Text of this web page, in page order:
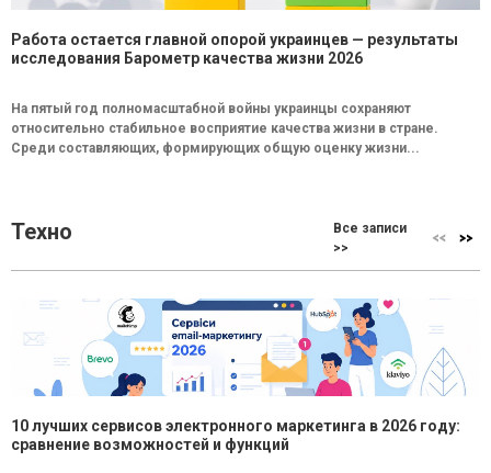
Работа остается главной опорой украинцев — результаты
исследования Барометр качества жизни 2026
На пятый год полномасштабной войны украинцы сохраняют
относительно стабильное восприятие качества жизни в стране.
Среди составляющих, формирующих общую оценку жизни...
Техно
Все записи
>>
10 лучших сервисов электронного маркетинга в 2026 году:
сравнение возможностей и функций